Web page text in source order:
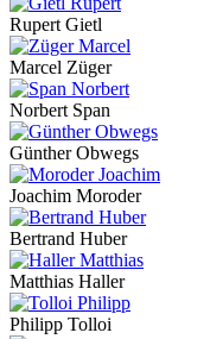
Rupert Gietl
Marcel Züger
Norbert Span
Günther Obwegs
Joachim Moroder
Bertrand Huber
Matthias Haller
Philipp Tolloi